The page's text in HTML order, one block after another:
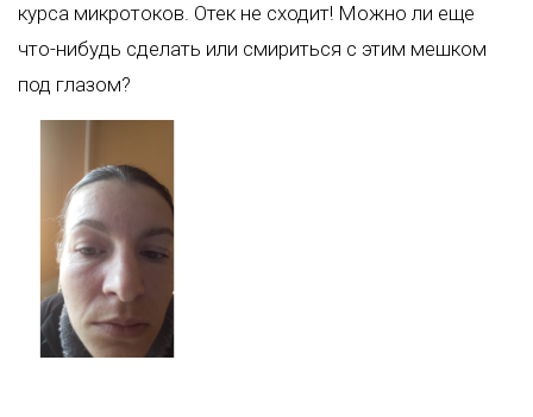
курса микротоков. Отек не сходит! Можно ли еще
что-нибудь сделать или смириться с этим мешком
под глазом?